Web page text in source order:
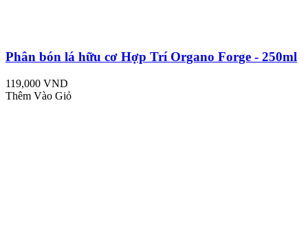
Phân bón lá hữu cơ Hợp Trí Organo Forge - 250ml
119,000 VND
Thêm Vào Giỏ